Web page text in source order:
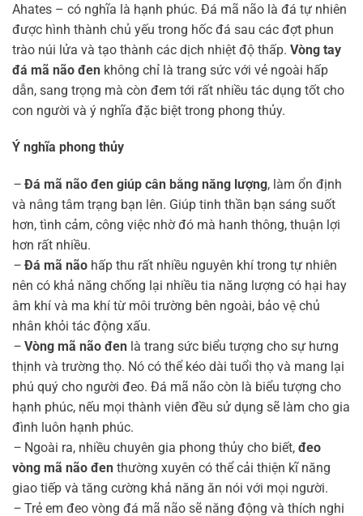
Ahates – có nghĩa là hạnh phúc. Đá mã não là đá tự nhiên
được hình thành chủ yếu trong hốc đá sau các đợt phun
trào núi lửa và tạo thành các dịch nhiệt độ thấp. Vòng tay
đá mã não đen không chỉ là trang sức với vẻ ngoài hấp
dẫn, sang trọng mà còn đem tới rất nhiều tác dụng tốt cho
con người và ý nghĩa đặc biệt trong phong thủy.
Ý nghĩa phong thủy
– Đá mã não đen giúp cân bằng năng lượng, làm ổn định
và nâng tâm trạng bạn lên. Giúp tinh thần bạn sáng suốt
hơn, tình cảm, công việc nhờ đó mà hanh thông, thuận lợi
hơn rất nhiều.
– Đá mã não hấp thu rất nhiều nguyên khí trong tự nhiên
nên có khả năng chống lại nhiều tia năng lượng có hại hay
âm khí và ma khí từ môi trường bên ngoài, bảo vệ chủ
nhân khỏi tác động xấu.
– Vòng mã não đen là trang sức biểu tượng cho sự hưng
thịnh và trường thọ. Nó có thể kéo dài tuổi thọ và mang lại
phú quý cho người đeo. Đá mã não còn là biểu tượng cho
hạnh phúc, nếu mọi thành viên đều sử dụng sẽ làm cho gia
đình luôn hạnh phúc.
– Ngoài ra, nhiều chuyên gia phong thủy cho biết, đeo
vòng mã não đen thường xuyên có thể cải thiện kĩ năng
giao tiếp và tăng cường khả năng ăn nói với mọi người.
– Trẻ em đeo vòng đá mã não sẽ năng động và thích nghi